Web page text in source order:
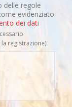
delle regole
evidenziato
dei dati
registrazione)